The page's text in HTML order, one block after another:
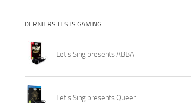
DERNIERS TESTS GAMING
Let's Sing presents ABBA
Let's Sing presents Queen